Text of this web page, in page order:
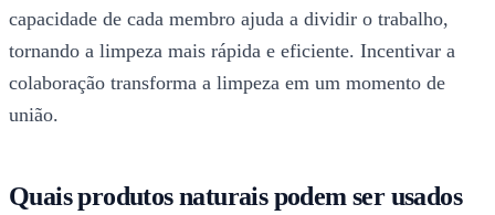
capacidade de cada membro ajuda a dividir o trabalho,
tornando a limpeza mais rápida e eficiente. Incentivar a
colaboração transforma a limpeza em um momento de
união.
Quais produtos naturais podem ser usados